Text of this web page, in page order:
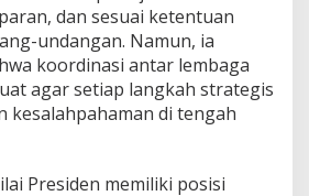
dan sesuai ketentuan
undangan. Namun, ia
koordinasi antar lembaga
agar setiap langkah strategis
kesalahpahaman di tengah
Presiden memiliki posisi